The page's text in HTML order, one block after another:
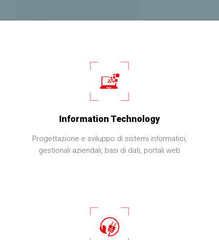
Information Technology
Progettazione e sviluppo di sistemi informatici,
gestionali aziendali, basi di dati, portali web